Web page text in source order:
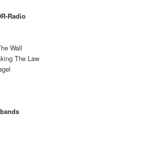
Radio
Wall
The Law